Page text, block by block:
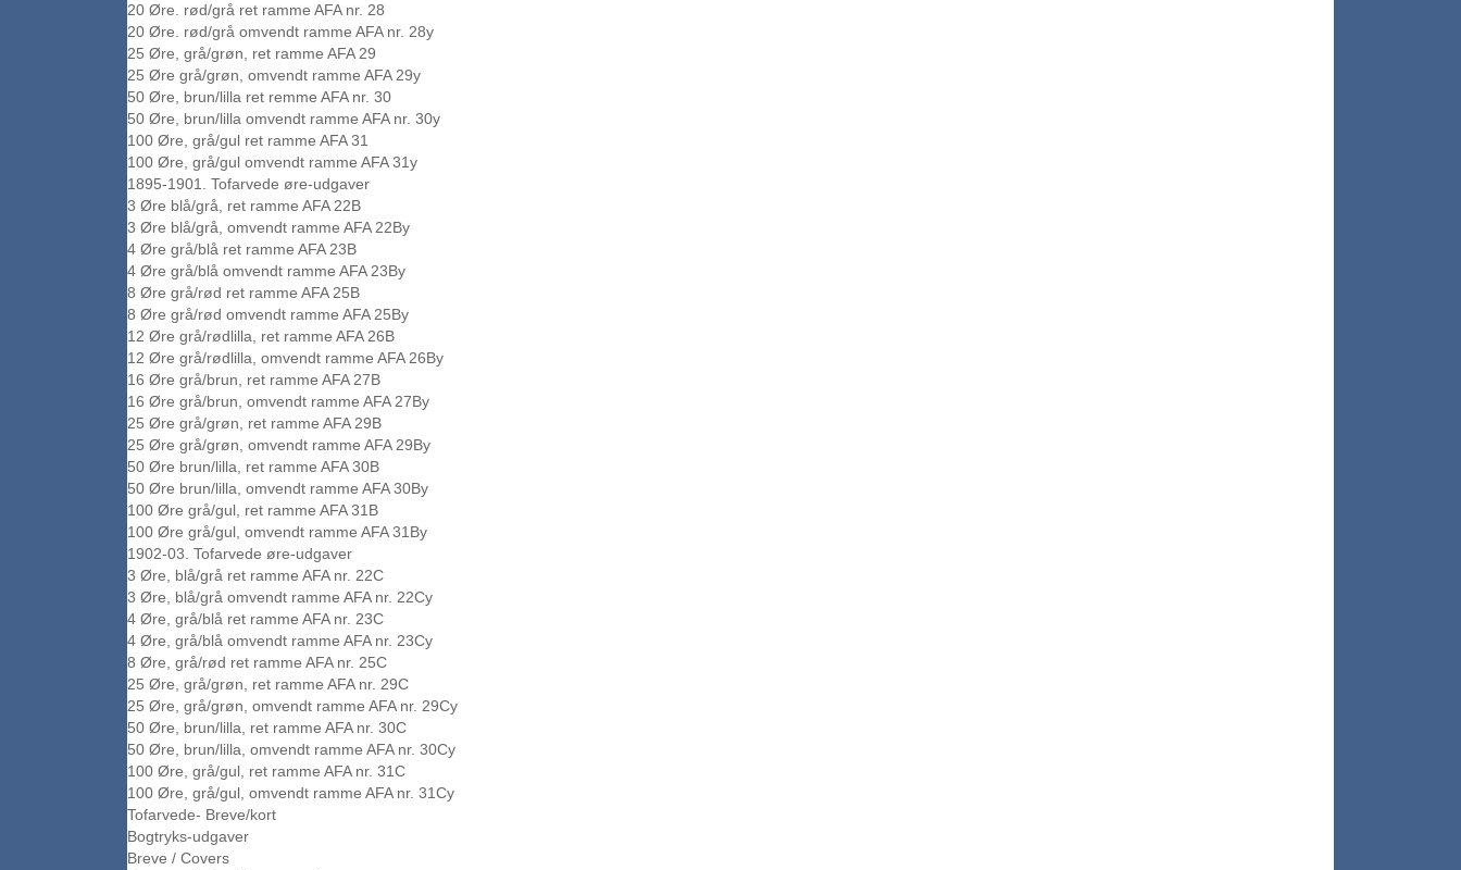
20 Øre. rød/grå ret ramme AFA nr. 28
20 Øre. rød/grå omvendt ramme AFA nr. 28y
25 Øre, grå/grøn, ret ramme AFA 29
25 Øre grå/grøn, omvendt ramme AFA 29y
50 Øre, brun/lilla ret remme AFA nr. 30
50 Øre, brun/lilla omvendt ramme AFA nr. 30y
100 Øre, grå/gul ret ramme AFA 31
100 Øre, grå/gul omvendt ramme AFA 31y
1895-1901. Tofarvede øre-udgaver
3 Øre blå/grå, ret ramme AFA 22B
3 Øre blå/grå, omvendt ramme AFA 22By
4 Øre grå/blå ret ramme AFA 23B
4 Øre grå/blå omvendt ramme AFA 23By
8 Øre grå/rød ret ramme AFA 25B
8 Øre grå/rød omvendt ramme AFA 25By
12 Øre grå/rødlilla, ret ramme AFA 26B
12 Øre grå/rødlilla, omvendt ramme AFA 26By
16 Øre grå/brun, ret ramme AFA 27B
16 Øre grå/brun, omvendt ramme AFA 27By
25 Øre grå/grøn, ret ramme AFA 29B
25 Øre grå/grøn, omvendt ramme AFA 29By
50 Øre brun/lilla, ret ramme AFA 30B
50 Øre brun/lilla, omvendt ramme AFA 30By
100 Øre grå/gul, ret ramme AFA 31B
100 Øre grå/gul, omvendt ramme AFA 31By
1902-03. Tofarvede øre-udgaver
3 Øre, blå/grå ret ramme AFA nr. 22C
3 Øre, blå/grå omvendt ramme AFA nr. 22Cy
4 Øre, grå/blå ret ramme AFA nr. 23C
4 Øre, grå/blå omvendt ramme AFA nr. 23Cy
8 Øre, grå/rød ret ramme AFA nr. 25C
25 Øre, grå/grøn, ret ramme AFA nr. 29C
25 Øre, grå/grøn, omvendt ramme AFA nr. 29Cy
50 Øre, brun/lilla, ret ramme AFA nr. 30C
50 Øre, brun/lilla, omvendt ramme AFA nr. 30Cy
100 Øre, grå/gul, ret ramme AFA nr. 31C
100 Øre, grå/gul, omvendt ramme AFA nr. 31Cy
Tofarvede- Breve/kort
Bogtryks-udgaver
Breve / Covers